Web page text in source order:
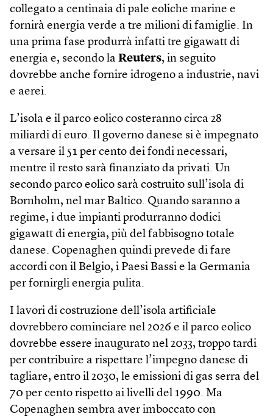
collegato a centinaia di pale eoliche marine e
fornirà energia verde a tre milioni di famiglie. In
una prima fase produrrà infatti tre gigawatt di
energia e, secondo la Reuters, in seguito
dovrebbe anche fornire idrogeno a industrie, navi
e aerei.
L’isola e il parco eolico costeranno circa 28
miliardi di euro. Il governo danese si è impegnato
a versare il 51 per cento dei fondi necessari,
mentre il resto sarà finanziato da privati. Un
secondo parco eolico sarà costruito sull’isola di
Bornholm, nel mar Baltico. Quando saranno a
regime, i due impianti produrranno dodici
gigawatt di energia, più del fabbisogno totale
danese. Copenaghen quindi prevede di fare
accordi con il Belgio, i Paesi Bassi e la Germania
per fornirgli energia pulita.
I lavori di costruzione dell’isola artificiale
dovrebbero cominciare nel 2026 e il parco eolico
dovrebbe essere inaugurato nel 2033, troppo tardi
per contribuire a rispettare l’impegno danese di
tagliare, entro il 2030, le emissioni di gas serra del
70 per cento rispetto ai livelli del 1990. Ma
Copenaghen sembra aver imboccato con